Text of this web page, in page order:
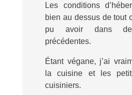
Les conditions
bien au dessus de tout
pu avoir dans
précédentes.
Étant végane, j’ai
la cuisine et les
cuisiniers.